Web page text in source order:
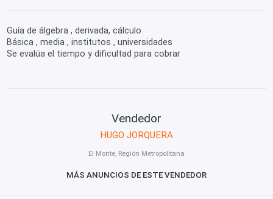
Guía de álgebra , derivada, cálculo
Básica , media , institutos , universidades
Se evalúa el tiempo y dificultad para cobrar
Vendedor
HUGO JORQUERA
El Monte, Región Metropolitana
MÁS ANUNCIOS DE ESTE VENDEDOR